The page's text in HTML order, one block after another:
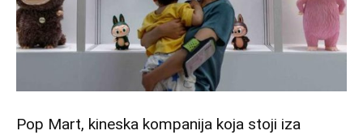
Pop Mart, kineska kompanija koja stoji iza